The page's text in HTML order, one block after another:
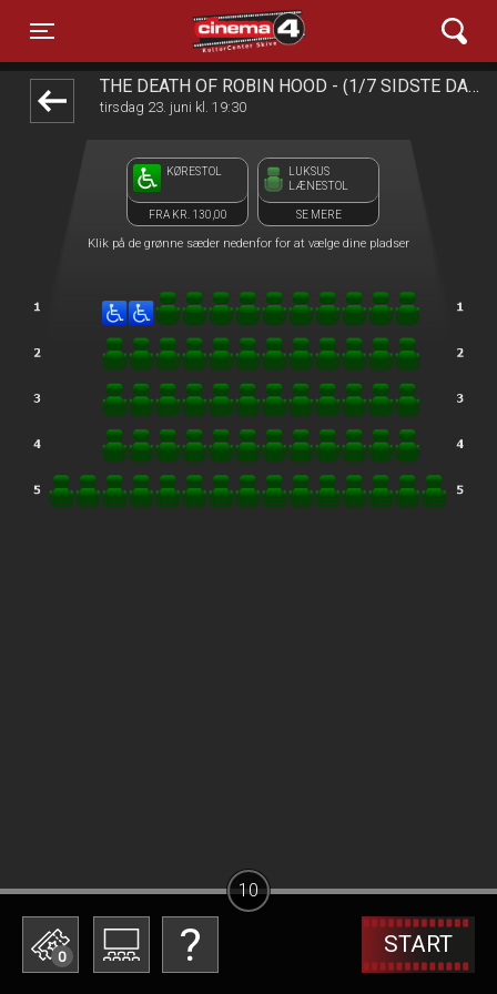
Toggle navigation
Cinema4
THE DEATH OF ROBIN HOOD - (1/7 SIDSTE DAG)
tirsdag 23. juni kl. 19:30
KØRESTOL
FRA KR. 130,00
LUKSUS
LÆNESTOL
SE MERE
Klik på de grønne sæder nedenfor for at vælge dine pladser
0 START
10
1step-front02 091952